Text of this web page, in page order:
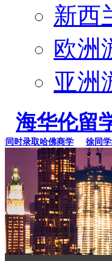
新西
欧洲
亚洲
海华伦留
录取哈佛商学 徐同学录